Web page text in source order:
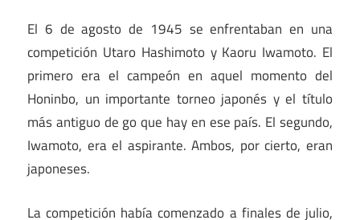
El 6 de agosto de 1945 se enfrentaban en una
competición Utaro Hashimoto y Kaoru Iwamoto. El
primero era el campeón en aquel momento del
Honinbo, un importante torneo japonés y el título
más antiguo de go que hay en ese país. El segundo,
Iwamoto, era el aspirante. Ambos, por cierto, eran
japoneses.
La competición había comenzado a finales de julio,